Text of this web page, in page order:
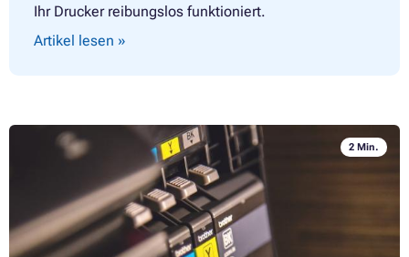
Ihr Drucker reibungslos funktioniert.
Artikel lesen »
2 Min.